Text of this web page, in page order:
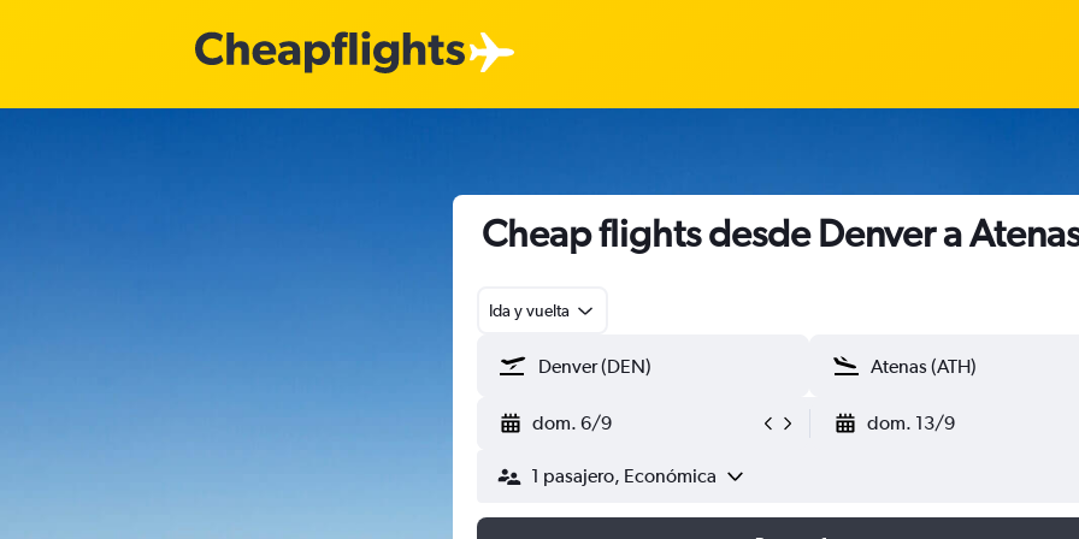
Cheap flights desde Denver a
Ida y vuelta
dom. 6/9 dom. 13/9
1 pasajero, Económica